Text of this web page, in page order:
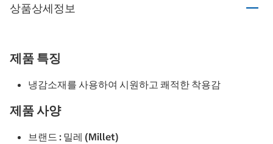
상품상세정보
제품 특징
냉감소재를 사용하여 시원하고 쾌적한 착용감
제품 사양
브랜드 : 밀레 (Millet)